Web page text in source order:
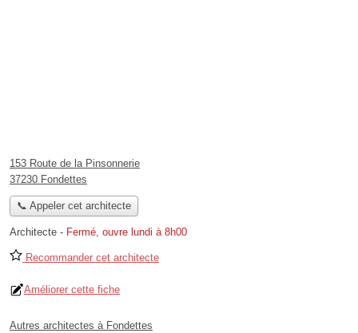
153 Route de la Pinsonnerie
37230 Fondettes
📞 Appeler cet architecte
Architecte - Fermé, ouvre lundi à 8h00
Recommander cet architecte
Améliorer cette fiche
Autres architectes à Fondettes